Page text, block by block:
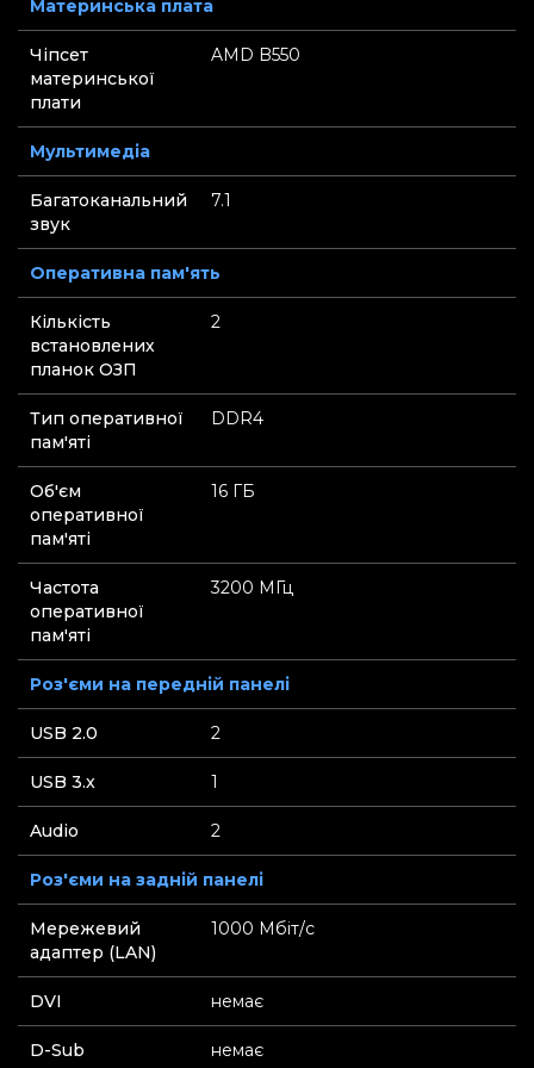
Материнська плата
Чіпсет
материнської
плати
AMD B550
Мультимедіа
Багатоканальний
звук
7.1
Оперативна пам'ять
Кількість
встановлених
планок ОЗП
2
Тип оперативної
пам'яті
DDR4
Об'єм
оперативної
пам'яті
16 ГБ
Частота
оперативної
пам'яті
3200 МГц
Роз'єми на передній панелі
USB 2.0 2
USB 3.x 1
Audio 2
Роз'єми на задній панелі
Мережевий
адаптер (LAN)
1000 Мбіт/с
DVI немає
D-Sub немає